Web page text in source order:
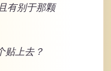
有别于那颗
贴上去？